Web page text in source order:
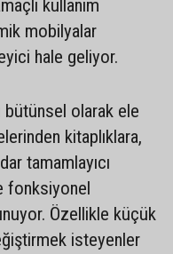
kullanım
mobilyalar
hale geliyor.
bütünsel olarak ele
kitaplıklara,
tamamlayıcı
fonksiyonel
Özellikle küçük
isteyenler